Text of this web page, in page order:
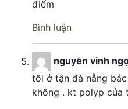
điểm
Bình luận
nguyễn vinh
tôi ở tận đà nẵng
không . kt polyp của